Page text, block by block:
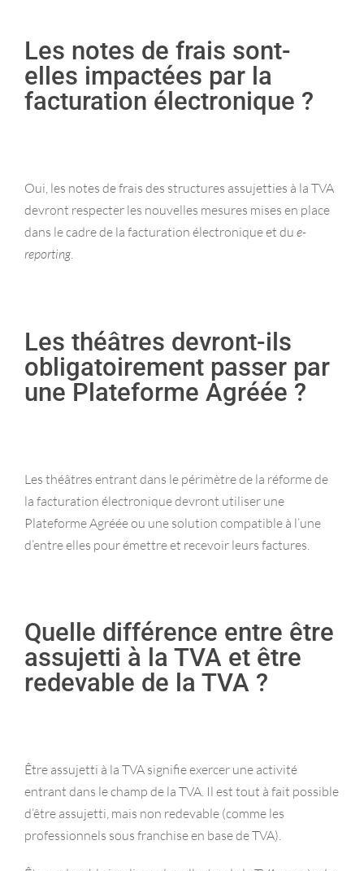
Les notes de frais sont-
elles impactées par la
facturation électronique ?
Oui, les notes de frais des structures assujetties à la TVA
devront respecter les nouvelles mesures mises en place
dans le cadre de la facturation électronique et du e-
reporting.
Les théâtres devront-ils
obligatoirement passer par
une Plateforme Agréée ?
Les théâtres entrant dans le périmètre de la réforme de
la facturation électronique devront utiliser une
Plateforme Agréée ou une solution compatible à l’une
d’entre elles pour émettre et recevoir leurs factures.
Quelle différence entre être
assujetti à la TVA et être
redevable de la TVA ?
Être assujetti à la TVA signifie exercer une activité
entrant dans le champ de la TVA. Il est tout à fait possible
d’être assujetti, mais non redevable (comme les
professionnels sous franchise en base de TVA).